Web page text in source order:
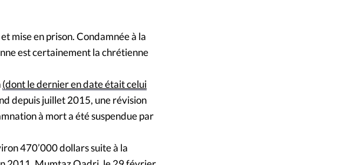
Nous contacter
mise en prison. Condamnée à la
est certainement la chrétienne
(dont le dernier en date était celui
depuis juillet 2015, une révision
à mort a été suspendue par
470’000 dollars suite à la